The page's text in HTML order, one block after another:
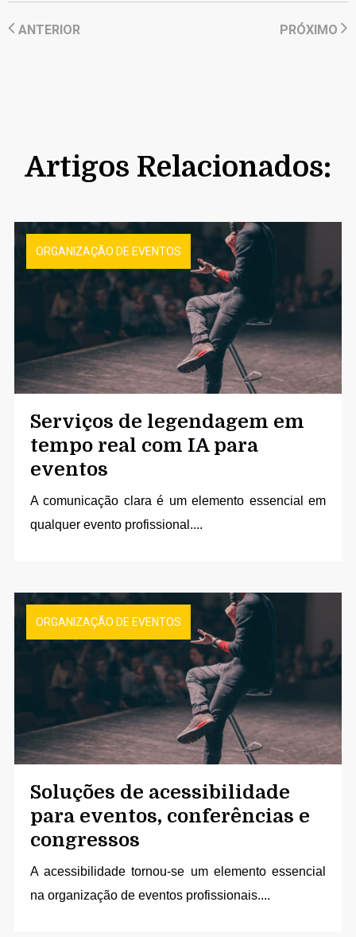
ANTERIOR PRÓXIMO
Artigos Relacionados:
ORGANIZAÇÃO DE EVENTOS
Serviços de legendagem em
tempo real com IA para
eventos
A comunicação clara é um elemento essencial em
qualquer evento profissional....
ORGANIZAÇÃO DE EVENTOS
Soluções de acessibilidade
para eventos, conferências e
congressos
A acessibilidade tornou-se um elemento essencial
na organização de eventos profissionais....